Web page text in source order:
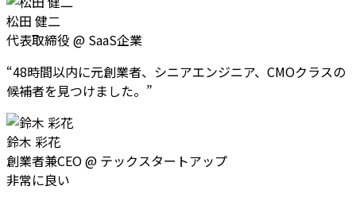
松田 健二
代表取締役 @ SaaS企業
“48時間以内に元創業者、シニアエンジニア、CMOクラスの
候補者を見つけました。 ”
鈴木 彩花
創業者兼CEO@ テックスタートアップ
非常に良い